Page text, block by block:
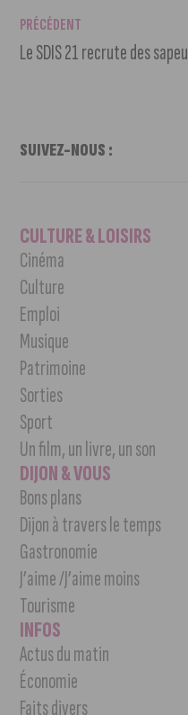
PRÉCÉDENT
SUIVEZ-NOUS :
CULTURE & LOISIRS
Cinéma
Culture
Emploi
Musique
Patrimoine
Sorties
Sport
Un film, un livre, un son
DIJON & VOUS
Bons plans
Dijon à travers le temps
Gastronomie
J’aime /J’aime moins
Tourisme
INFOS
Actus du matin
Économie
Faits divers